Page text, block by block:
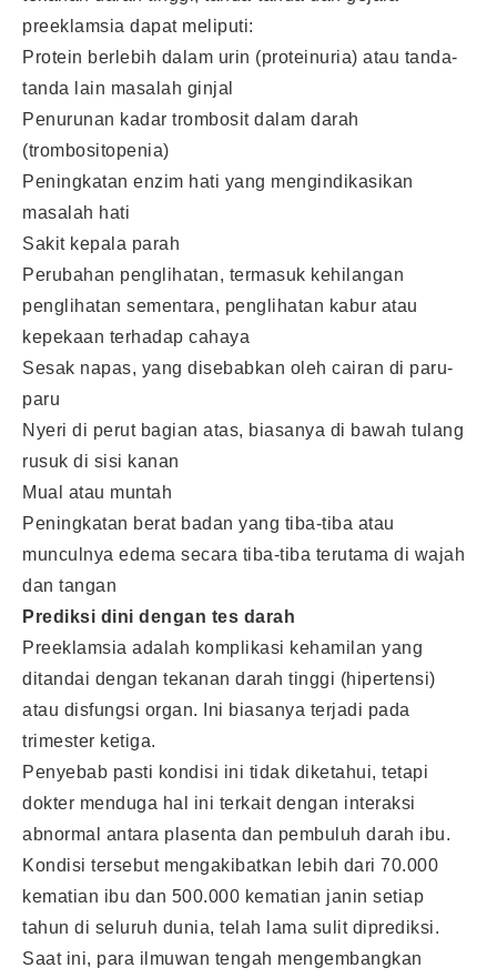
preeklamsia dapat meliputi:
Protein berlebih dalam urin (proteinuria) atau tanda-
tanda lain masalah ginjal
Penurunan kadar trombosit dalam darah
(trombositopenia)
Peningkatan enzim hati yang mengindikasikan
masalah hati
Sakit kepala parah
Perubahan penglihatan, termasuk kehilangan
penglihatan sementara, penglihatan kabur atau
kepekaan terhadap cahaya
Sesak napas, yang disebabkan oleh cairan di paru-
paru
Nyeri di perut bagian atas, biasanya di bawah tulang
rusuk di sisi kanan
Mual atau muntah
Peningkatan berat badan yang tiba-tiba atau
munculnya edema secara tiba-tiba terutama di wajah
dan tangan
Prediksi dini dengan tes darah
Preeklamsia adalah komplikasi kehamilan yang
ditandai dengan tekanan darah tinggi (hipertensi)
atau disfungsi organ. Ini biasanya terjadi pada
trimester ketiga.
Penyebab pasti kondisi ini tidak diketahui, tetapi
dokter menduga hal ini terkait dengan interaksi
abnormal antara plasenta dan pembuluh darah ibu.
Kondisi tersebut mengakibatkan lebih dari 70.000
kematian ibu dan 500.000 kematian janin setiap
tahun di seluruh dunia, telah lama sulit diprediksi.
Saat ini, para ilmuwan tengah mengembangkan